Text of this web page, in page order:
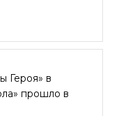
Героя» в
прошло в